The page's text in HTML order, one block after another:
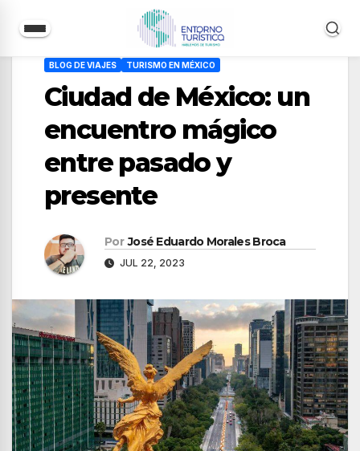
contenido
BLOG DE VIAJES TURISMO EN MÉXICO
Ciudad de México: un
encuentro mágico
entre pasado y
presente
Por José Eduardo Morales Broca
JUL 22, 2023